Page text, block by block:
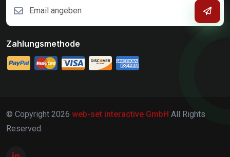
Zahlungsmethode
© Copyright 2026 web-set interactive GmbH All Rights
Reserved.